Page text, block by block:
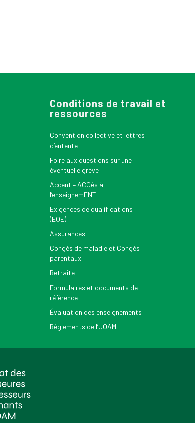
Conditions de travail et
ressources
Convention collective et lettres
d’entente
Foire aux questions sur une
éventuelle grève
Accent – ACCès à
l’enseignemENT
Exigences de qualifications
(EQE)
Assurances
Congés de maladie et Congés
parentaux
Retraite
Formulaires et documents de
référence
Évaluation des enseignements
Règlements de l’UQAM